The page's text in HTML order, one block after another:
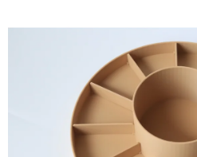
typu
hviezdičiek.